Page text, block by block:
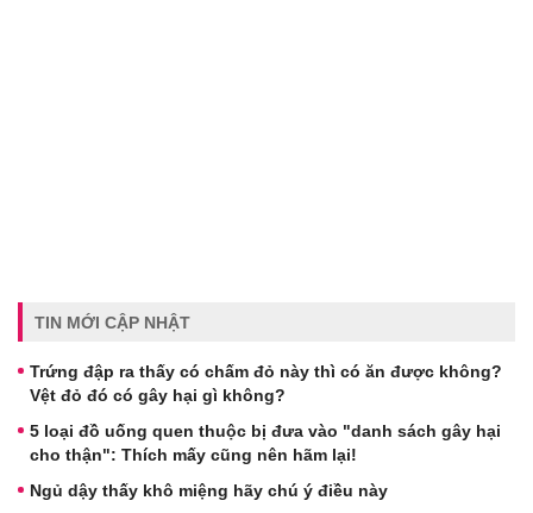
TIN MỚI CẬP NHẬT
Trứng đập ra thấy có chấm đỏ này thì có ăn được không?
Vệt đỏ đó có gây hại gì không?
5 loại đồ uống quen thuộc bị đưa vào "danh sách gây hại
cho thận": Thích mấy cũng nên hãm lại!
Ngủ dậy thấy khô miệng hãy chú ý điều này